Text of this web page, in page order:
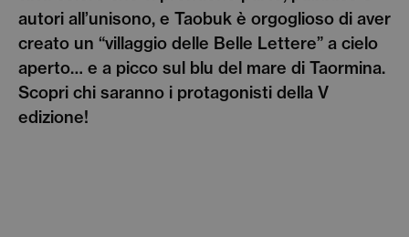
autori all’unisono, e Taobuk è orgoglioso di aver
creato un “villaggio delle Belle Lettere” a cielo
aperto… e a picco sul blu del mare di Taormina.
Scopri chi saranno i protagonisti della V
edizione!